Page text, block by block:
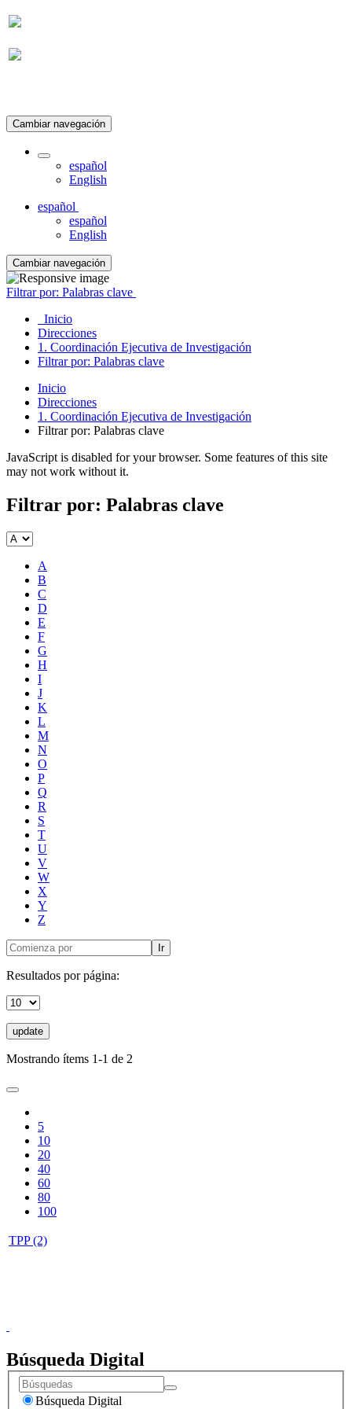
Cambiar navegación
español
English
español
español
English
Cambiar navegación
Filtrar por: Palabras clave
Inicio
Direcciones
1. Coordinación Ejecutiva de Investigación
Filtrar por: Palabras clave
Inicio
Direcciones
1. Coordinación Ejecutiva de Investigación
Filtrar por: Palabras clave
JavaScript is disabled for your browser. Some features of this site
may not work without it.
Filtrar por: Palabras clave
A
B
C
D
E
F
G
H
I
J
K
L
M
N
O
P
Q
R
S
T
U
V
W
X
Y
Z
Ir
Resultados por página:
update
Mostrando ítems 1-1 de 2
5
10
20
40
60
80
100
TPP (2)
Búsqueda Digital
Búsqueda Digital